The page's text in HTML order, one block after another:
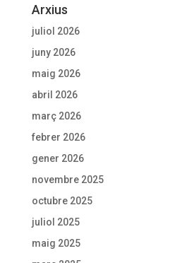
Arxius
juliol 2026
juny 2026
maig 2026
abril 2026
març 2026
febrer 2026
gener 2026
novembre 2025
octubre 2025
juliol 2025
maig 2025